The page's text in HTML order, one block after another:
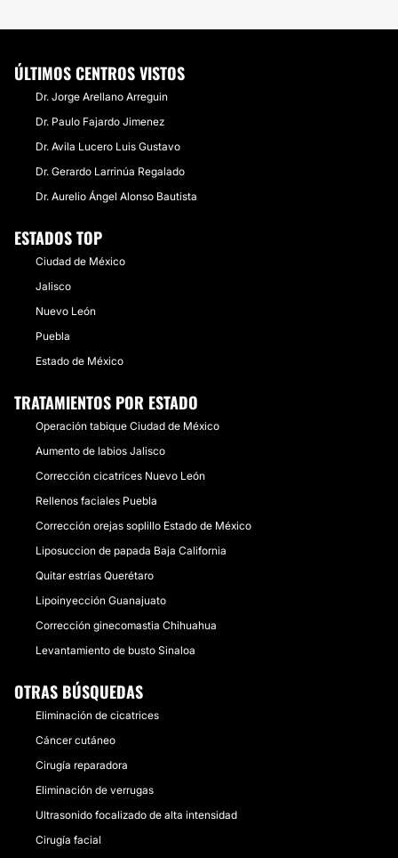
ÚLTIMOS CENTROS VISTOS
Dr. Jorge Arellano Arreguin
Dr. Paulo Fajardo Jimenez
Dr. Avila Lucero Luis Gustavo
Dr. Gerardo Larrinúa Regalado
Dr. Aurelio Ángel Alonso Bautista
ESTADOS TOP
Ciudad de México
Jalisco
Nuevo León
Puebla
Estado de México
TRATAMIENTOS POR ESTADO
Operación tabique Ciudad de México
Aumento de labios Jalisco
Corrección cicatrices Nuevo León
Rellenos faciales Puebla
Corrección orejas soplillo Estado de México
Liposuccion de papada Baja California
Quitar estrías Querétaro
Lipoinyección Guanajuato
Corrección ginecomastia Chihuahua
Levantamiento de busto Sinaloa
OTRAS BÚSQUEDAS
Eliminación de cicatrices
Cáncer cutáneo
Cirugía reparadora
Eliminación de verrugas
Ultrasonido focalizado de alta intensidad
Cirugía facial